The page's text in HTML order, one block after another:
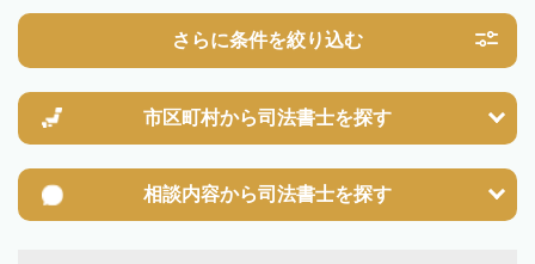
さらに条件を絞り込む
市区町村から司法書士を探す
相談内容から司法書士を探す